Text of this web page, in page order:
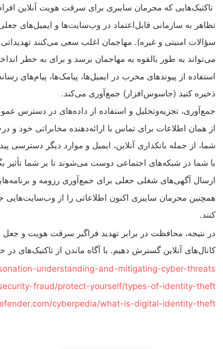
تاکتیک‌هایی که مجرمان سایبری برای سرقت هویت آنلاین
سؤالات امنیتی و غیره). مهاجمان اغلب سعی می‌کنند
می‌تواند به طور بالقوه به مهاجمان برسد و برای به خطر
استفاده از پیوندهای مخرب در ایمیل‌ها، پیامک‌ها،
ذخیره کنید (جاسوس‌افزار) جمع‌آوری می‌کند.
جمع‌آوری، تجزیه‌وتحلیل و استفاده از داده‌های در دسترس
از همان اطلاعات برای تماس با ارائه‌دهنده مخابراتی
شما، از جمله بانکداری آنلاین، ایمیل و موارد دیگر دسترسی
با شما در شبکه‌های اجتماعی دوست می‌شوند تا بر شما تأثیر
ارسال آگهی‌های شغلی جعلی برای جمع‌آوری رزومه و
همچنین مجرمان سایبری اکنون اطلاعاتی را از وب‌سایت‌هایی
کنند.
در نتیجه، محافظت در برابر تهدید فراگیر سرقت هویت و
کانال‌های آنلاین گسترش دهیم. با آگاه ماندن از تاکتیک‌های
understanding-and-mitigating-cyber-threats
fraud/protect-yourself/types-of-identity-theft
cyberpedia/what-is-digital-identity-theft/